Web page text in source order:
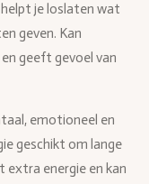
je loslaten wat
geven. Kan
geeft gevoel van
emotioneel en
geschikt om lange
energie en kan